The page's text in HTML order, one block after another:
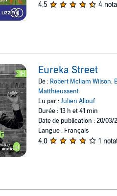
4,5 4
Eureka Street
De : Robert Mcliam Wilson,
Matthieussent
Lu par :Julien Allouf
Durée : 13 h et 41 min
Date de publication : 20/03/
Langue : Français
4,0 1